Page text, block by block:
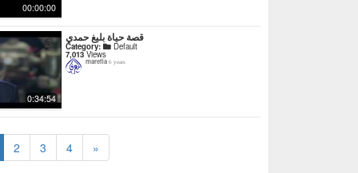
00:00:00
0:34:54
قصة حياة بليغ حمدي
Category: Default
7,013Views
marefia 6 years
2 3 4 »